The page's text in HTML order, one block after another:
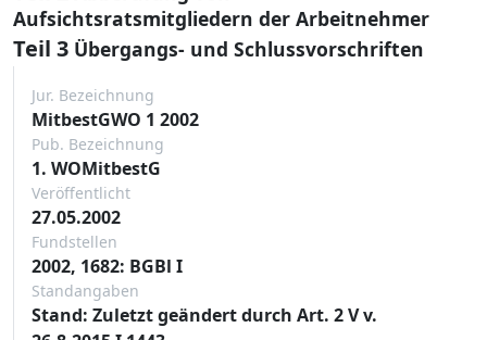
Aufsichtsratsmitgliedern der Arbeitnehmer
Teil 3 Übergangs- und Schlussvorschriften
Jur. Bezeichnung
MitbestGWO 1 2002
Pub. Bezeichnung
1. WOMitbestG
Veröffentlicht
27.05.2002
Fundstellen
2002, 1682: BGBl I
Standangaben
Stand: Zuletzt geändert durch Art. 2 V v.